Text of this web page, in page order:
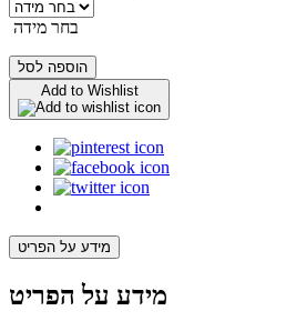
בחר מידה
הוספה לסל
Add to Wishlist
מידע על הפריט
מידע על הפריט